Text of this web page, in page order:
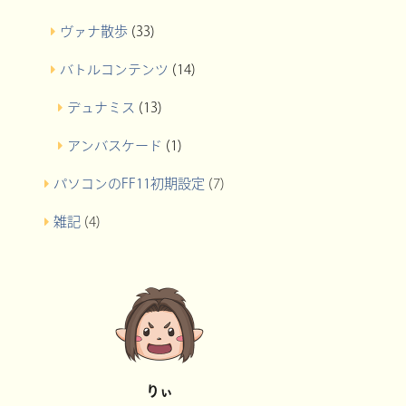
ヴァナ散歩 (33)
バトルコンテンツ (14)
デュナミス (13)
アンバスケード (1)
パソコンのFF11初期設定 (7)
雑記(4)
りぃ